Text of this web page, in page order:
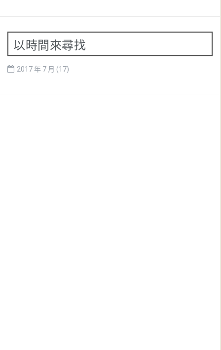
以時間來尋找
2017 年 7 月 (17)